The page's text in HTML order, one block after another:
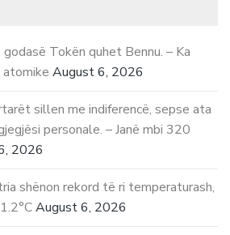
Tokën quhet Bennu. – Ka
August 6, 2026
sillen me indiferencë, sepse ata
personale. – Janë mbi 320
2026
shënon rekord të ri temperaturash,
August 6, 2026